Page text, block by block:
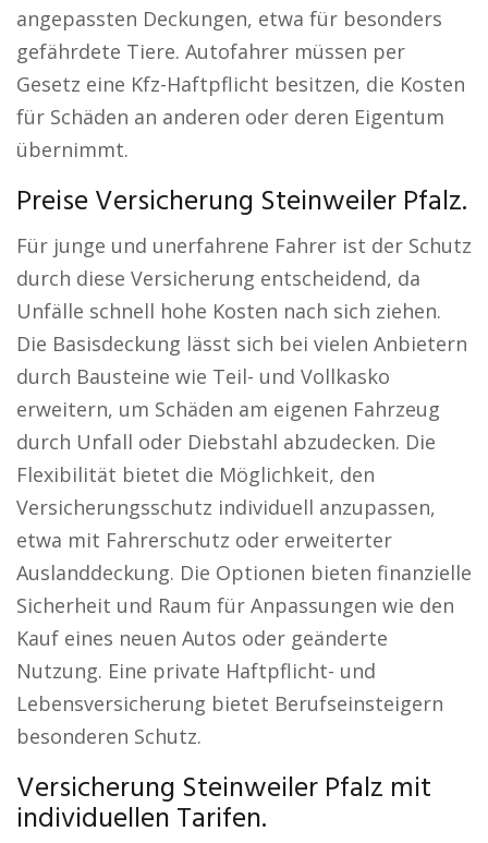
angepassten Deckungen, etwa für besonders
gefährdete Tiere. Autofahrer müssen per
Gesetz eine Kfz-Haftpflicht besitzen, die Kosten
für Schäden an anderen oder deren Eigentum
übernimmt.
Preise Versicherung Steinweiler Pfalz.
Für junge und unerfahrene Fahrer ist der Schutz
durch diese Versicherung entscheidend, da
Unfälle schnell hohe Kosten nach sich ziehen.
Die Basisdeckung lässt sich bei vielen Anbietern
durch Bausteine wie Teil- und Vollkasko
erweitern, um Schäden am eigenen Fahrzeug
durch Unfall oder Diebstahl abzudecken. Die
Flexibilität bietet die Möglichkeit, den
Versicherungsschutz individuell anzupassen,
etwa mit Fahrerschutz oder erweiterter
Auslanddeckung. Die Optionen bieten finanzielle
Sicherheit und Raum für Anpassungen wie den
Kauf eines neuen Autos oder geänderte
Nutzung. Eine private Haftpflicht- und
Lebensversicherung bietet Berufseinsteigern
besonderen Schutz.
Versicherung Steinweiler Pfalz mit
individuellen Tarifen.